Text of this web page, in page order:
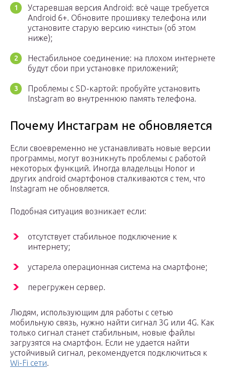
Устаревшая версия Android: всё чаще требуется
Android 6+. Обновите прошивку телефона или
установите старую версию «инсты» (об этом
ниже);
Нестабильное соединение: на плохом интернете
будут сбои при установке приложений;
Проблемы с SD-картой: пробуйте установить
Instagram во внутреннюю память телефона.
Почему Инстаграм не обновляется
Если своевременно не устанавливать новые версии
программы, могут возникнуть проблемы с работой
некоторых функций. Иногда владельцы Honor и
других android смартфонов сталкиваются с тем, что
Instagram не обновляется.
Подобная ситуация возникает если:
отсутствует стабильное подключение к
интернету;
устарела операционная система на смартфоне;
перегружен сервер.
Людям, использующим для работы с сетью
мобильную связь, нужно найти сигнал 3G или 4G. Как
только сигнал станет стабильным, новые файлы
загрузятся на смартфон. Если не удается найти
устойчивый сигнал, рекомендуется подключиться к
Wi-Fi сети.